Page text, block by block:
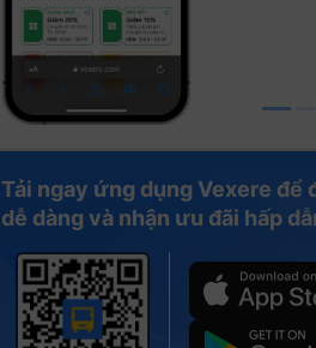
Tải ngay ứng dụng Vexere để
dễ dàng và nhận ưu đãi hấp